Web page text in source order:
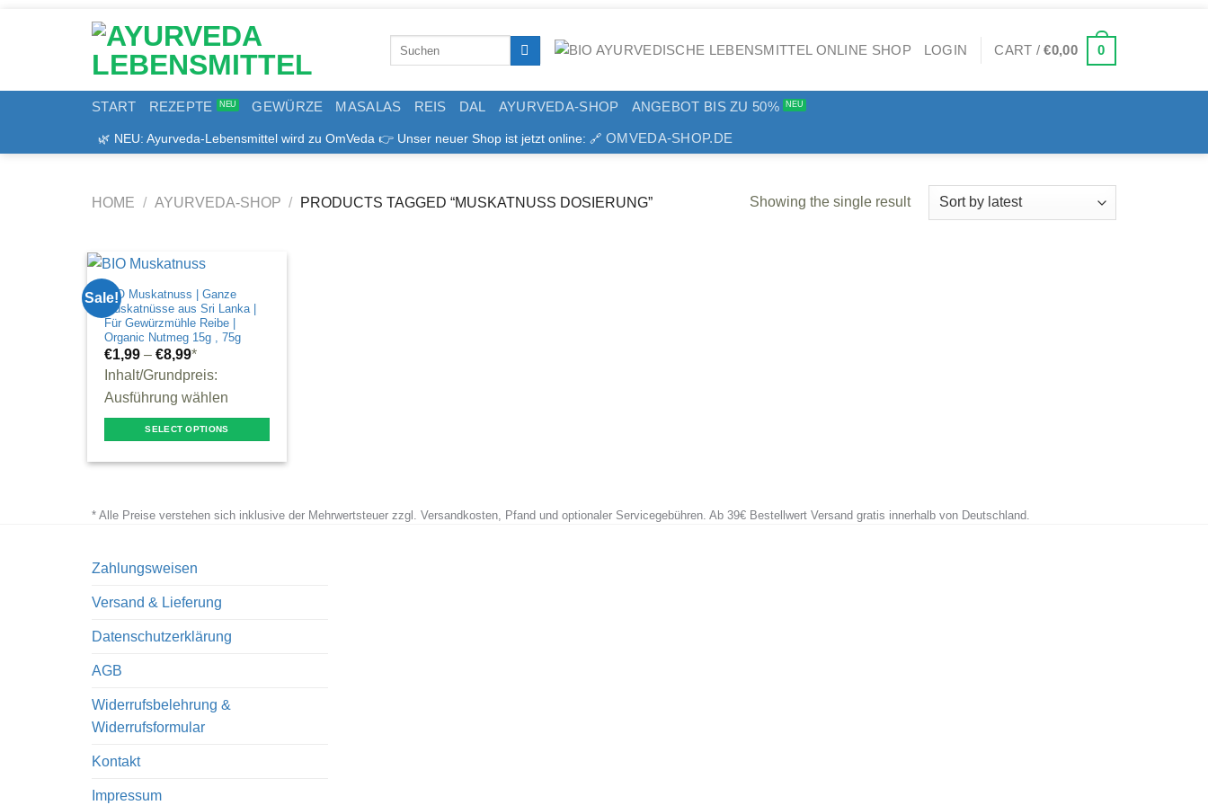
LOGIN CART /€0,00 0
START REZEPTE GEWÜRZE MASALAS REIS DAL AYURVEDA-SHOP ANGEBOT BIS ZU 50%
🌿 NEU: Ayurveda-Lebensmittel wird zu OmVeda 👉 Unser neuer Shop ist jetzt online: 🔗 OMVEDA-SHOP.DE
HOME / AYURVEDA-SHOP / PRODUCTS TAGGED “MUSKATNUSS DOSIERUNG” Showing the single result
Sale!BIO Muskatnuss | Ganze
Muskatnüsse aus Sri Lanka |
Für Gewürzmühle Reibe |
Organic Nutmeg 15g , 75g
€1,99 –€8,99*
Inhalt/Grundpreis:
Ausführung wählen
SELECT OPTIONS
multiple
The
may
be
on
the
product
* Alle Preise verstehen sich inklusive der Mehrwertsteuer zzgl. Versandkosten, Pfand und optionaler Servicegebühren. Ab 39€ Bestellwert Versand gratis innerhalb von Deutschland.
Zahlungsweisen
Versand & Lieferung
Datenschutzerklärung
AGB
Widerrufsbelehrung &
Widerrufsformular
Kontakt
Impressum